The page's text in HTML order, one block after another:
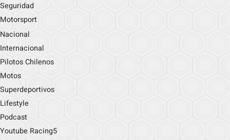
Seguridad
Motorsport
Nacional
Internacional
Pilotos Chilenos
Motos
Superdeportivos
Lifestyle
Podcast
Youtube Racing5